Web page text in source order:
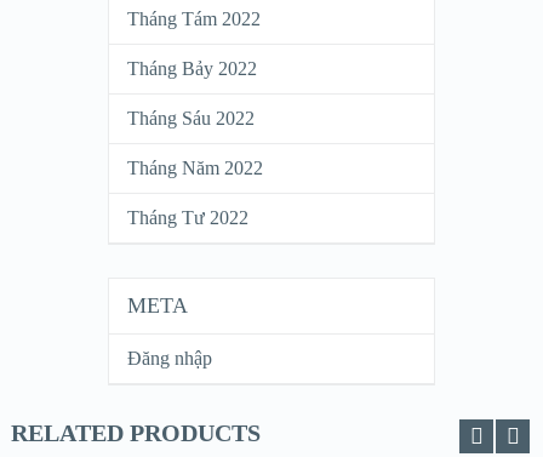
Tháng Tám 2022
Tháng Bảy 2022
Tháng Sáu 2022
Tháng Năm 2022
Tháng Tư 2022
META
Đăng nhập
RELATED PRODUCTS
THÊM VÀO